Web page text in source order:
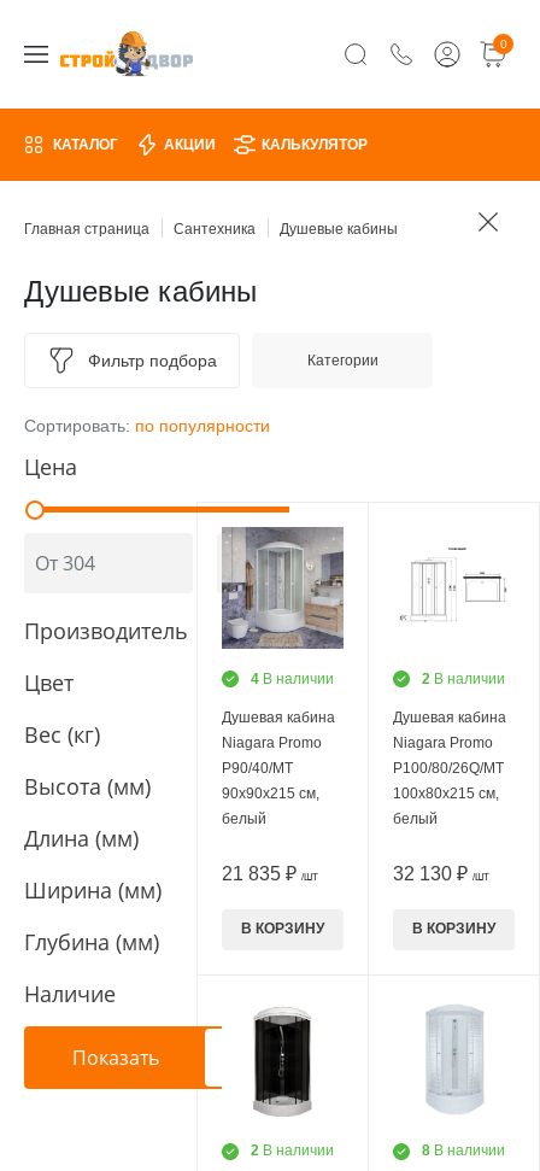
0
КАТАЛОГ АКЦИИ КАЛЬКУЛЯТОР
Главная страница Сантехника Душевые кабины
Душевые кабины
Фильтр подбора Категории
Сортировать: по популярности
Цена
Производитель
Цвет
Вес (кг)
Высота (мм)
Длина (мм)
Ширина (мм)
Глубина (мм)
Наличие
4 В наличии
Душевая кабина
Niagara Promo
P90/40/MT
90х90х215 см,
белый
21 835 ₽ /ШТ
В КОРЗИНУ
2 В наличии
Душевая кабина
Niagara Promo
P100/80/26Q/MT
100х80х215 см,
белый
32 130 ₽ /ШТ
В КОРЗИНУ
2 В наличии 8 В наличии